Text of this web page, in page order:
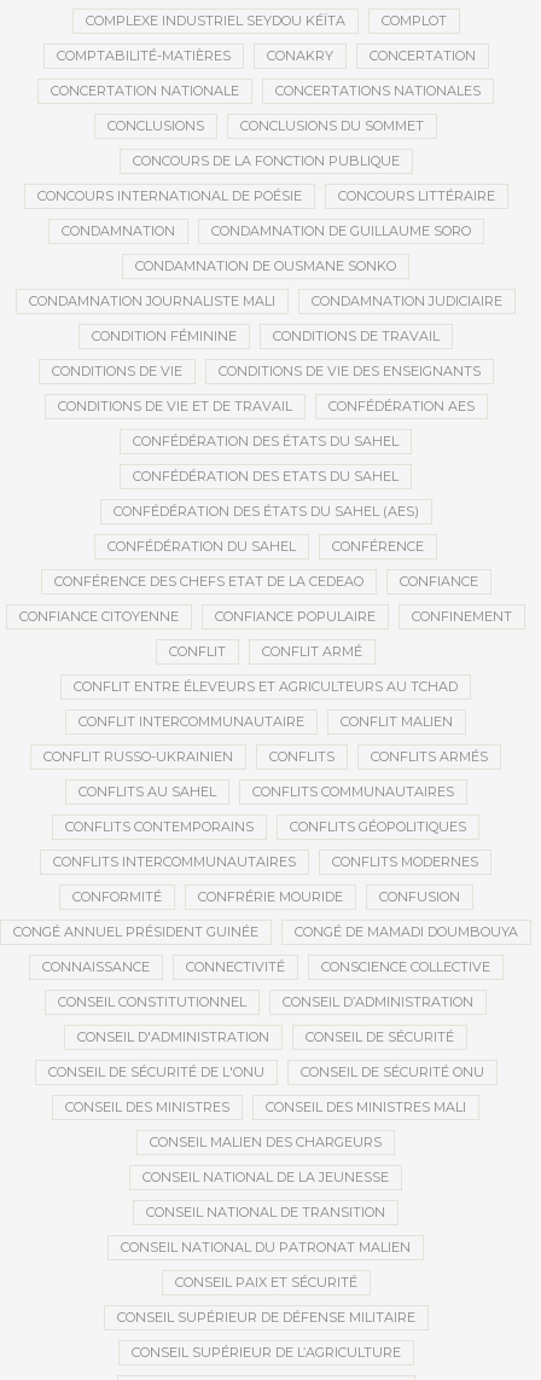
COMPLEXE INDUSTRIEL SEYDOU KÉÏTA COMPLOT
COMPTABILITÉ-MATIÈRES CONAKRY CONCERTATION
CONCERTATION NATIONALE CONCERTATIONS NATIONALES
CONCLUSIONS CONCLUSIONS DU SOMMET
CONCOURS DE LA FONCTION PUBLIQUE
CONCOURS INTERNATIONAL DE POÉSIE CONCOURS LITTÉRAIRE
CONDAMNATION CONDAMNATION DE GUILLAUME SORO
CONDAMNATION DE OUSMANE SONKO
CONDAMNATION JOURNALISTE MALI CONDAMNATION JUDICIAIRE
CONDITION FÉMININE CONDITIONS DE TRAVAIL
CONDITIONS DE VIE CONDITIONS DE VIE DES ENSEIGNANTS
CONDITIONS DE VIE ET DE TRAVAIL CONFÉDÉRATION AES
CONFÉDÉRATION DES ÉTATS DU SAHEL
CONFÉDÉRATION DES ETATS DU SAHEL
CONFÉDÉRATION DES ÉTATS DU SAHEL (AES)
CONFÉDÉRATION DU SAHEL CONFÉRENCE
CONFÉRENCE DES CHEFS ETAT DE LA CEDEAO CONFIANCE
CONFIANCE CITOYENNE CONFIANCE POPULAIRE CONFINEMENT
CONFLIT CONFLIT ARMÉ
CONFLIT ENTRE ÉLEVEURS ET AGRICULTEURS AU TCHAD
CONFLIT INTERCOMMUNAUTAIRE CONFLIT MALIEN
CONFLIT RUSSO-UKRAINIEN CONFLITS CONFLITS ARMÉS
CONFLITS AU SAHEL CONFLITS COMMUNAUTAIRES
CONFLITS CONTEMPORAINS CONFLITS GÉOPOLITIQUES
CONFLITS INTERCOMMUNAUTAIRES CONFLITS MODERNES
CONFORMITÉ CONFRÉRIE MOURIDE CONFUSION
CONGÉ ANNUEL PRÉSIDENT GUINÉE CONGÉ DE MAMADI DOUMBOUYA
CONNAISSANCE CONNECTIVITÉ CONSCIENCE COLLECTIVE
CONSEIL CONSTITUTIONNEL CONSEIL D’ADMINISTRATION
CONSEIL D'ADMINISTRATION CONSEIL DE SÉCURITÉ
CONSEIL DE SÉCURITÉ DE L'ONU CONSEIL DE SÉCURITÉ ONU
CONSEIL DES MINISTRES CONSEIL DES MINISTRES MALI
CONSEIL MALIEN DES CHARGEURS
CONSEIL NATIONAL DE LA JEUNESSE
CONSEIL NATIONAL DE TRANSITION
CONSEIL NATIONAL DU PATRONAT MALIEN
CONSEIL PAIX ET SÉCURITÉ
CONSEIL SUPÉRIEUR DE DÉFENSE MILITAIRE
CONSEIL SUPÉRIEUR DE L’AGRICULTURE